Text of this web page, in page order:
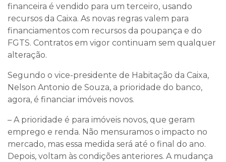
financeira é vendido para um terceiro, usando
recursos da Caixa. As novas regras valem para
financiamentos com recursos da poupança e do
FGTS. Contratos em vigor continuam sem qualquer
alteração.
Segundo o vice-presidente de Habitação da Caixa,
Nelson Antonio de Souza, a prioridade do banco,
agora, é financiar imóveis novos.
– A prioridade é para imóveis novos, que geram
emprego e renda. Não mensuramos o impacto no
mercado, mas essa medida será até o final do ano.
Depois, voltam às condições anteriores. A mudança